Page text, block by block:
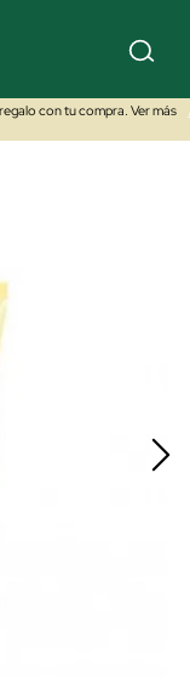
con tu compra. Ver más